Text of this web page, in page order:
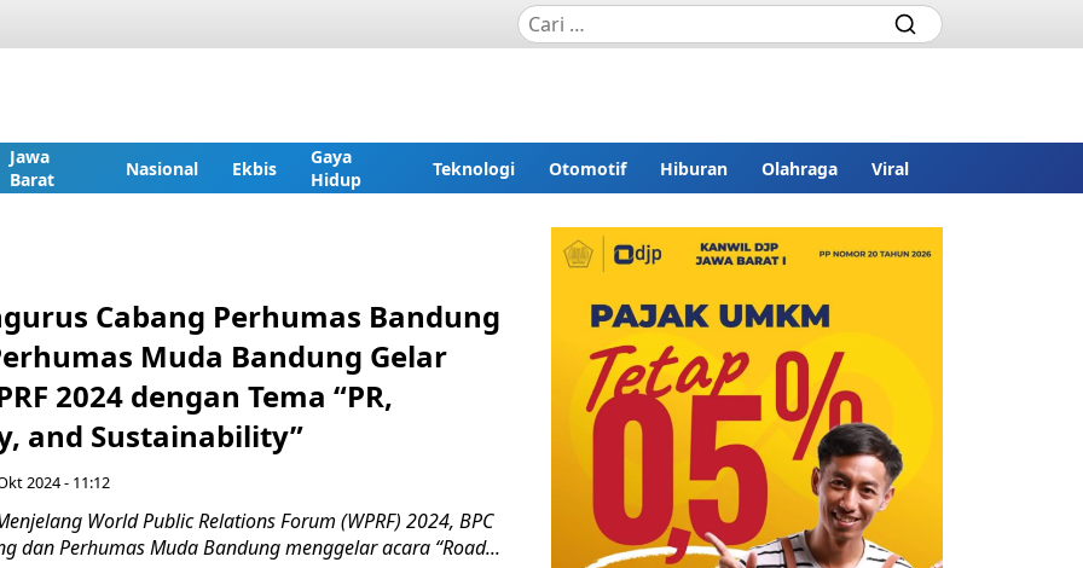
Jawa
Barat
Nasional Ekbis
Gaya
Hidup
Teknologi Otomotif Hiburan Olahraga Viral
Cabang Perhumas Bandung
Muda Bandung Gelar
2024 dengan Tema “PR,
and Sustainability”
2024 - 11:12
Menjelang World Public Relations Forum (WPRF) 2024, BPC
dan Perhumas Muda Bandung menggelar acara “Road...